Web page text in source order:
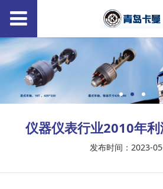
仪器仪表行业2010年
发布时间：2023-